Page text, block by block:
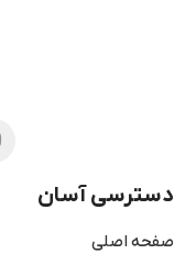
دسترسی آسان
صفحه اصلی